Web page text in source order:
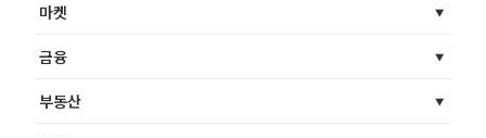
마켓
금융
부동산